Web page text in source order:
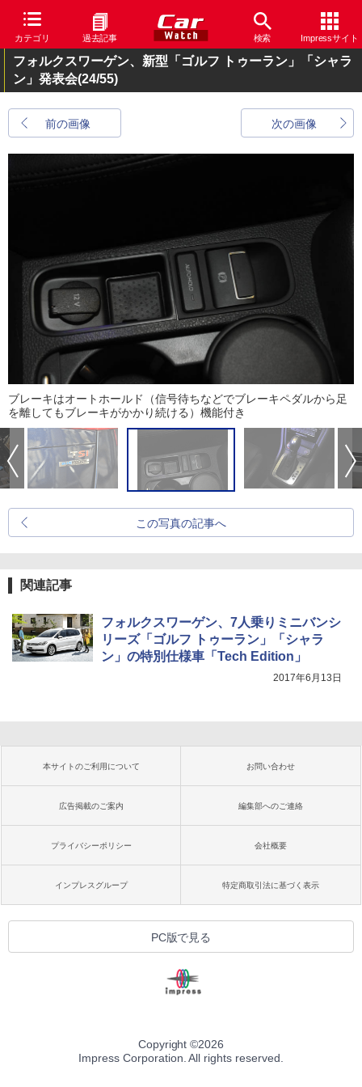
カテゴリ 過去記事 検索 Impressサイト
フォルクスワーゲン、新型「ゴルフ トゥーラン」「シャラ
ン」発表会(24/55)
前の画像 次の画像
ブレーキはオートホールド（信号待ちなどでブレーキペダルから足
を離してもブレーキがかかり続ける）機能付き
この写真の記事へ
関連記事
フォルクスワーゲン、7人乗りミニバンシ
リーズ「ゴルフ トゥーラン」「シャラ
ン」の特別仕様車「Tech Edition」
2017年6月13日
本サイトのご利用について お問い合わせ
広告掲載のご案内 編集部へのご連絡
プライバシーポリシー 会社概要
インプレスグループ 特定商取引法に基づく表示
PC版で見る
Copyright ©2026
Impress Corporation. All rights reserved.